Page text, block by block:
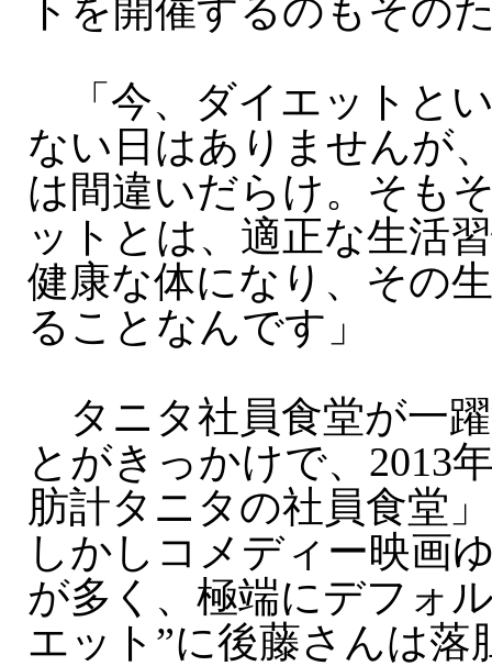
トを開催するのもその
「今、ダイエットと
ない日はありませんが
は間違いだらけ。そも
ットとは、適正な生活
健康な体になり、その
ることなんです」
タニタ社員食堂が一
とがきっかけで、2013
肪計タニタの社員食堂
しかしコメディー映画
が多く、極端にデフォ
エット”に後藤さんは落